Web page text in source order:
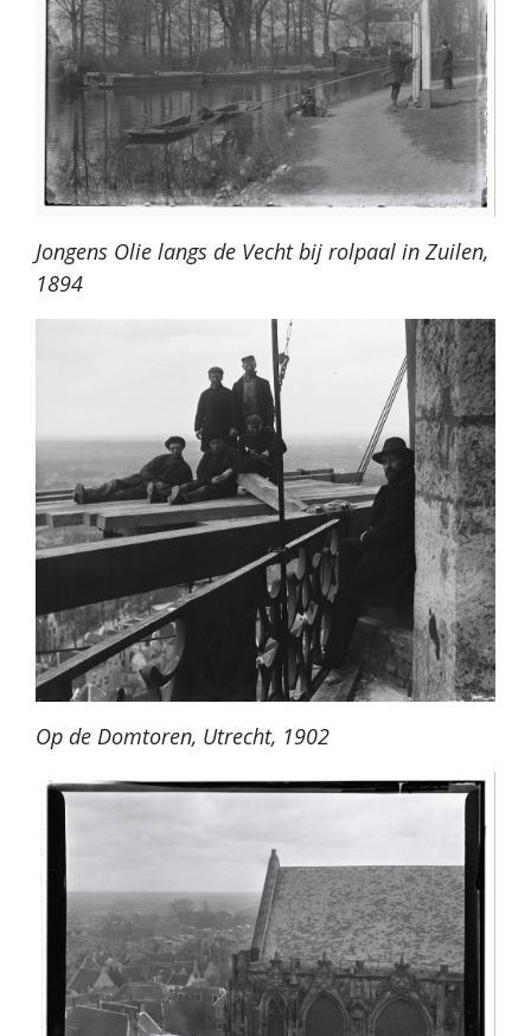
Jongens Olie langs de Vecht bij rolpaal in Zuilen,
1894
Op de Domtoren, Utrecht, 1902